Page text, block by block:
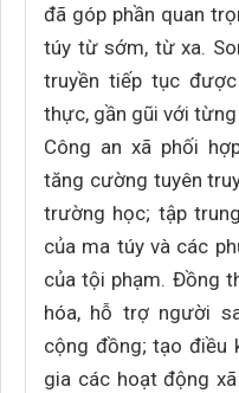
đã góp phần quan
túy từ sớm, từ xa.
truyền tiếp tục
thực, gần gũi với
Công an xã phối
tăng cường tuyên
trường học; tập
của ma túy và các
của tội phạm. Đồng
hóa, hỗ trợ người
cộng đồng; tạo điều
gia các hoạt động